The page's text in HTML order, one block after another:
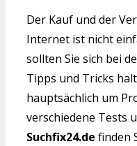
Der Kauf und der
Internet ist nicht
sollten Sie sich bei
Tipps und Tricks
hauptsächlich um
verschiedene Tests
Suchfix24.de finden